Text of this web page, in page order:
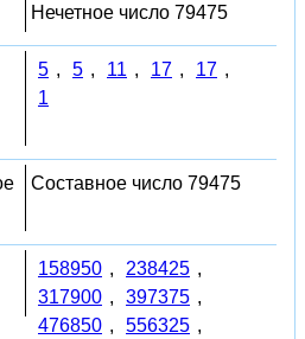
Нечетное число 79475
5 , 5 , 11 , 17 , 17 ,
1
Составное число 79475
158950 , 238425 ,
317900 , 397375 ,
476850 , 556325 ,